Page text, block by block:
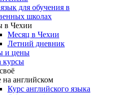
для обучения в
школах
в Чехии
Месяц в Чехии
Летний дневник
и цены
курсы
на английском
Курс английского языка